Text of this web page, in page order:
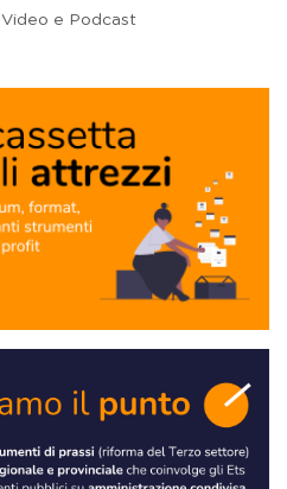
Video e Podcast